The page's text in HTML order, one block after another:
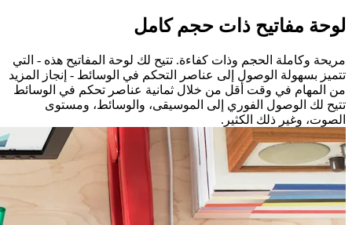
لوحة مفاتيح ذات حجم كامل
مريحة وكاملة الحجم وذات كفاءة. تتيح لك لوحة المفاتيح هذه - التي
تتميز بسهولة الوصول إلى عناصر التحكم في الوسائط - إنجاز المزيد
من المهام في وقت أقل من خلال ثمانية عناصر تحكم في الوسائط
تتيح لك الوصول الفوري إلى الموسيقى، والوسائط، ومستوى
الصوت، وغير ذلك الكثير.